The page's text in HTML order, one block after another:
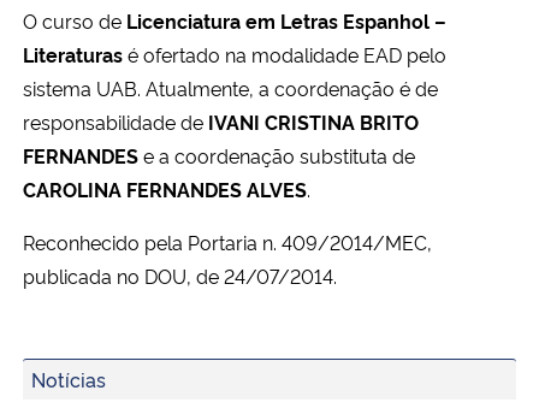
Ministério da Cidadania
Ministério da Saúde
Ministério de Minas e Energia
Ministério do Meio Ambiente
O curso de Licenciatura em Letras Espanhol –
Literaturasé ofertado na modalidade EAD pelo
sistema UAB. Atualmente, a coordenação é de
responsabilidade de IVANI CRISTINA BRITO
FERNANDESe a coordenação substituta de
CAROLINA FERNANDES ALVES.
Reconhecido pela Portaria n. 409/2014/MEC,
publicada no DOU, de 24/07/2014.
Notícias